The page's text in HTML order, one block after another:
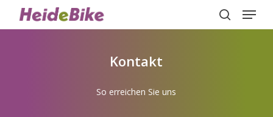
search
Menu
Kontakt
So erreichen Sie uns